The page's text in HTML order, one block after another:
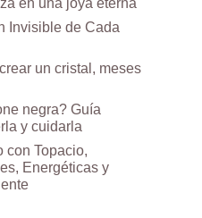
Invisible de Cada
un cristal, meses
negra? Guía
y cuidarla
con Topacio,
Energéticas y